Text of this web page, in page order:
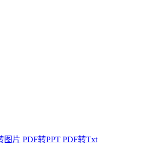
图片 PDF转PPT PDF转Txt